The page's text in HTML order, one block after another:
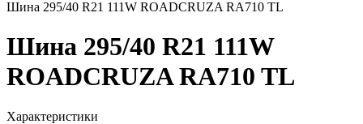
Шина 295/40 R21 111W ROADCRUZA RA710 TL
Шина 295/40 R21 111W
ROADCRUZA RA710 TL
Характеристики